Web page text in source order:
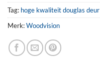
Tag: hoge kwaliteit douglas deur
Merk:Woodvision